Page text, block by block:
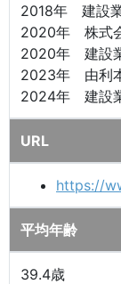
2018年 建設
2020年 株式
2020年 建設
2023年 由利
2024年 建設
URL
https://
平均年齢
39.4歳